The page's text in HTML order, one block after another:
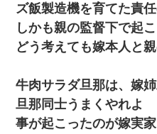
ズ飯製造機を育てた責
しかも親の監督下で起
どう考えても嫁本人と
牛肉サラダ旦那は、嫁
旦那同士うまくやれよ
事が起こったのが嫁実